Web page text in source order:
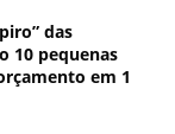
das
10 pequenas
em 1